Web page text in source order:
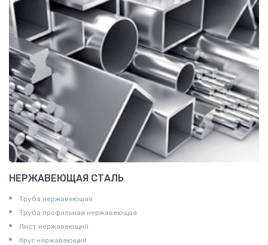
НЕРЖАВЕЮЩАЯ СТАЛЬ
Труба нержавеюшая
Труба профильная нержавеющая
Лист нержавеющий
Круг нержавеющий